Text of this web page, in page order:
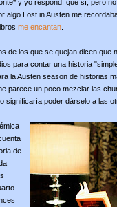
y yo respondí que sí, pero
algo Lost in Austen me
me encantan
de los que se quejan dicen que
para contar una historia
la Austen season de historias
parece un poco mezclar las
significaría poder dárselo a las
de